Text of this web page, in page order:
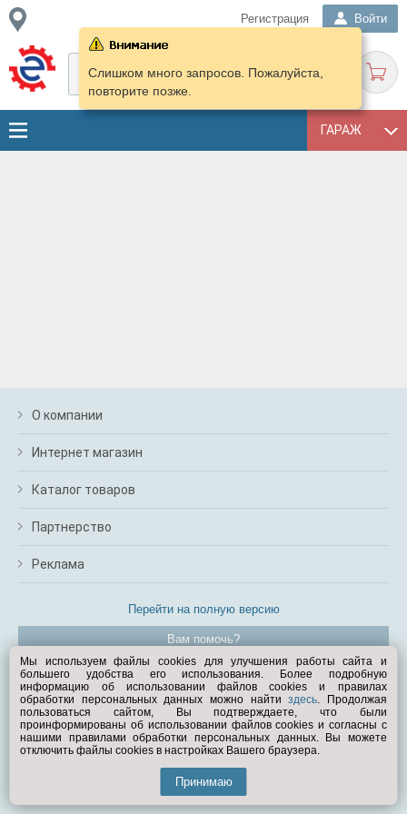
Регистрация Войти
ГАРАЖ
Слишком много запросов. Пожалуйста,
повторите позже.
О компании
Интернет магазин
Каталог товаров
Партнерство
Реклама
Перейти на полную версию
Вам помочь?
© Exist.ru 1998—2026
Мы используем файлы cookies для улучшения работы сайта и
большего удобства его использования. Более подробную
информацию об использовании файлов cookies и правилах
обработки персональных данных можно найтиздесь. Продолжая
пользоваться сайтом, Вы подтверждаете, что были
проинформированы об использовании файлов cookies и согласны с
нашими правилами обработки персональных данных. Вы можете
отключить файлы cookies в настройках Вашего браузера.
Принимаю